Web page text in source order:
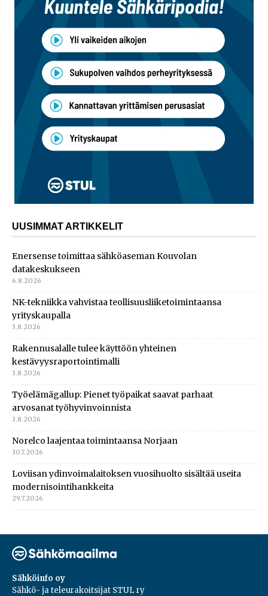
UUSIMMAT ARTIKKELIT
Enersense toimittaa sähköaseman Kouvolan
datakeskukseen
6.8.2026
NK-tekniikka vahvistaa teollisuusliiketoimintaansa
yrityskaupalla
3.8.2026
Rakennusalalle tulee käyttöön yhteinen
kestävyysraportointimalli
3.8.2026
Työelämägallup: Pienet työpaikat saavat parhaat
arvosanat työhyvinvoinnista
3.8.2026
Norelco laajentaa toimintaansa Norjaan
30.7.2026
Loviisan ydinvoimalaitoksen vuosihuolto sisältää useita
modernisointihankkeita
29.7.2026
Sähköinfo oy
Sähkö- ja teleurakoitsijat STUL ry